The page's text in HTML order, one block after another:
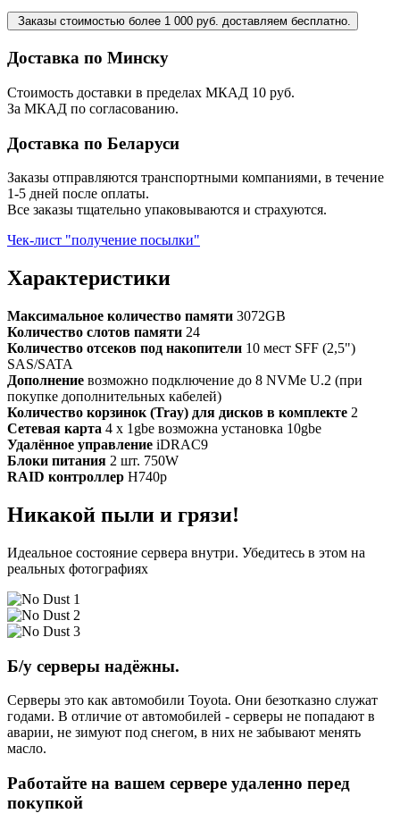
Заказы стоимостью более 1 000 руб. доставляем бесплатно.
Доставка по Минску
Стоимость доставки в пределах МКАД 10 руб.
За МКАД по согласованию.
Доставка по Беларуси
Заказы отправляются транспортными компаниями, в течение
1-5 дней после оплаты.
Все заказы тщательно упаковываются и страхуются.
Чек-лист "получение посылки"
Характеристики
Максимальное количество памяти 3072GB
Количество слотов памяти 24
Количество отсеков под накопители 10 мест SFF (2,5")
SAS/SATA
Дополнение возможно подключение до 8 NVMe U.2 (при
покупке дополнительных кабелей)
Количество корзинок (Tray) для дисков в комплекте 2
Сетевая карта 4 x 1gbe возможна установка 10gbe
Удалённое управление iDRAC9
Блоки питания 2 шт. 750W
RAID контроллер H740p
Никакой пыли и грязи!
Идеальное состояние сервера внутри. Убедитесь в этом на
реальных фотографиях
Б/у серверы надёжны.
Серверы это как автомобили Toyota. Они безотказно служат
годами. В отличие от автомобилей - серверы не попадают в
аварии, не зимуют под снегом, в них не забывают менять
масло.
Работайте на вашем сервере удаленно перед
покупкой